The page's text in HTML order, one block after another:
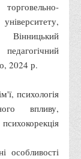
2024 р.
психологія
впливу,
особливості